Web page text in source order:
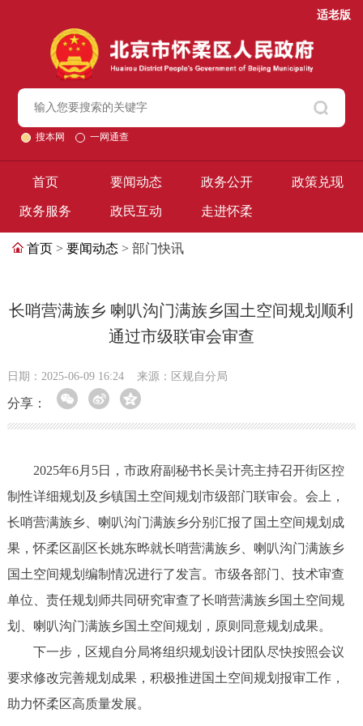
适老版
搜本网 一网通查
首页 要闻动态 政务公开 政策兑现
政务服务 政民互动 走进怀柔
首页 > 要闻动态 > 部门快讯
长哨营满族乡 喇叭沟门满族乡国土空间规划顺利
通过市级联审会审查
日期：2025-06-09 16:24 来源：区规自分局 ​
分享：
2025年6月5日，市政府副秘书长吴计亮主持召开街区控
制性详细规划及乡镇国土空间规划市级部门联审会。会上，
长哨营满族乡、喇叭沟门满族乡分别汇报了国土空间规划成
果，怀柔区副区长姚东晔就长哨营满族乡、喇叭沟门满族乡
国土空间规划编制情况进行了发言。市级各部门、技术审查
单位、责任规划师共同研究审查了长哨营满族乡国土空间规
划、喇叭沟门满族乡国土空间规划，原则同意规划成果。
下一步，区规自分局将组织规划设计团队尽快按照会议
要求修改完善规划成果，积极推进国土空间规划报审工作，
助力怀柔区高质量发展。